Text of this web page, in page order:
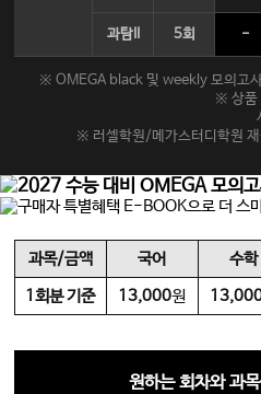
과탐II 5회 -
※ OMEGA black 및 weekly 모의고
※ 상품
※ 러셀학원/메가스터디학원
과목/금액 국어 수학
1회분 기준
13,000원
원하는 회차와 과